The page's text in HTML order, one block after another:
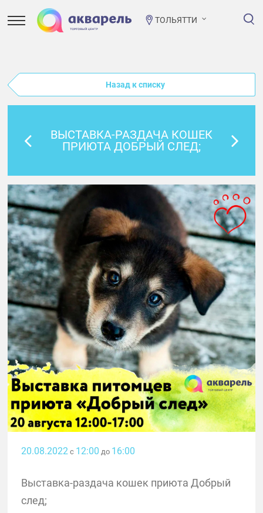
ТОЛЬЯТТИ
Назад к списку
ВЫСТАВКА-РАЗДАЧА КОШЕК
ПРИЮТА ДОБРЫЙ СЛЕД;
20.08.2022 с 12:00 до 16:00
Выставка-раздача кошек приюта Добрый
след;